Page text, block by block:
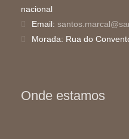
nacional
Email:
Morada: Rua do
Onde estamos